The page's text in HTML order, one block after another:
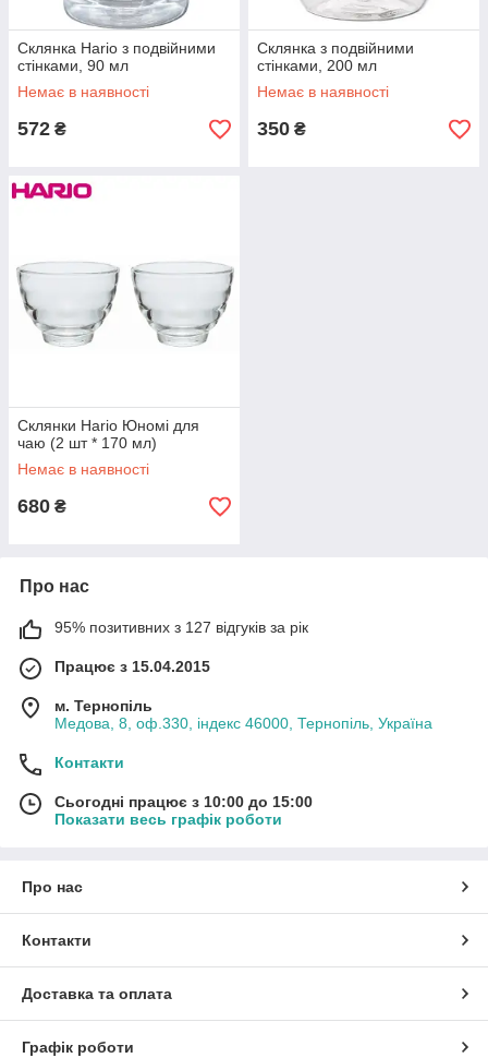
Склянка Hario з подвійними
стінками, 90 мл
Немає в наявності
572 ₴
Склянка з подвійними
стінками, 200 мл
Немає в наявності
350 ₴
Склянки Hario Юномі для
чаю (2 шт * 170 мл)
Немає в наявності
680 ₴
Про нас
95% позитивних з 127 відгуків за рік
Працює з 15.04.2015
м. Тернопіль
Медова, 8, оф.330, індекс 46000, Тернопіль, Україна
Контакти
Сьогодні працює з 10:00 до 15:00
Показати весь графік роботи
Про нас
Контакти
Доставка та оплата
Графік роботи